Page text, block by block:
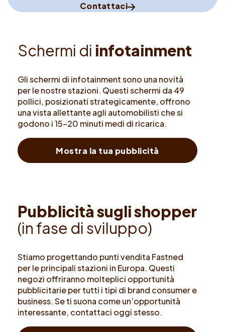
Contattaci
Schermi di infotainment
Gli schermi di infotainment sono una novità
per le nostre stazioni. Questi schermi da 49
pollici, posizionati strategicamente, offrono
una vista allettante agli automobilisti che si
godono i 15-20 minuti medi di ricarica.
Mostra la tua pubblicità
Pubblicitàsuglishopper
(in fase di sviluppo)
Stiamo progettando punti vendita Fastned
per le principali stazioni in Europa. Questi
negozi offriranno molteplici opportunità
pubblicitarie per tutti i tipi di brand consumer e
business. Se ti suona come un’opportunità
interessante, contattaci oggi stesso.